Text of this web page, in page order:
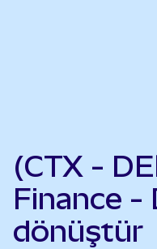
(CTX -
Finance -
dönüştür